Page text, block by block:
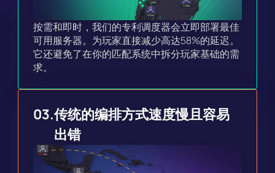
按需和即时，我们的专利调度器会立即部署最佳
可用服务器。为玩家直接减少高达58%的延迟。
它还避免了在你的匹配系统中拆分玩家基础的需
求。
03.传统的编排方式速度慢且容易
出错